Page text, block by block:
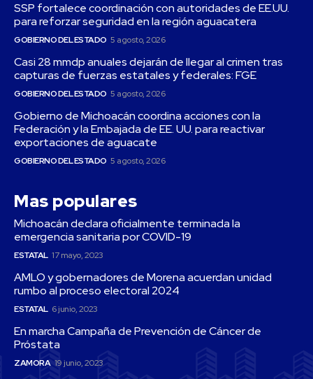
SSP fortalece coordinación con autoridades de EE.UU.
para reforzar seguridad en la región aguacatera
GOBIERNO DEL ESTADO 5 agosto, 2026
Casi 28 mmdp anuales dejarán de llegar al crimen tras
capturas de fuerzas estatales y federales: FGE
GOBIERNO DEL ESTADO 5 agosto, 2026
Gobierno de Michoacán coordina acciones con la
Federación y la Embajada de EE. UU. para reactivar
exportaciones de aguacate
GOBIERNO DEL ESTADO 5 agosto, 2026
Mas populares
Michoacán declara oficialmente terminada la
emergencia sanitaria por COVID-19
ESTATAL 17 mayo, 2023
AMLO y gobernadores de Morena acuerdan unidad
rumbo al proceso electoral 2024
ESTATAL 6 junio, 2023
En marcha Campaña de Prevención de Cáncer de
Próstata
ZAMORA 19 junio, 2023